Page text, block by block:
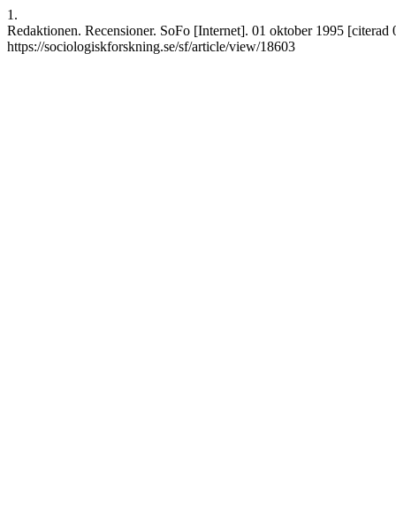
1.
Redaktionen. Recensioner. SoFo [Internet]. 01 oktober 1995
https://sociologiskforskning.se/sf/article/view/18603